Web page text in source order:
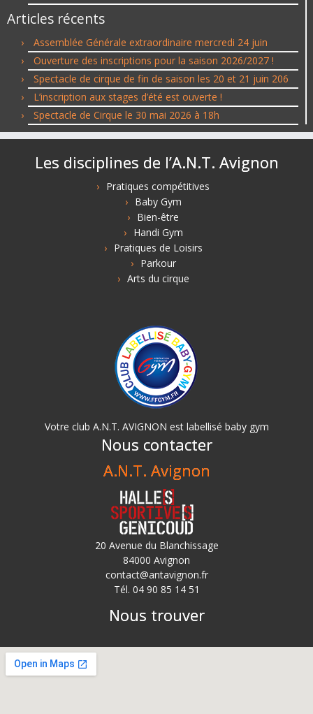
Articles récents
Assemblée Générale extraordinaire mercredi 24 juin
Ouverture des inscriptions pour la saison 2026/2027 !
Spectacle de cirque de fin de saison les 20 et 21 juin 206
L’inscription aux stages d’été est ouverte !
Spectacle de Cirque le 30 mai 2026 à 18h
Les disciplines de l’A.N.T. Avignon
Pratiques compétitives
Baby Gym
Bien-être
Handi Gym
Pratiques de Loisirs
Parkour
Arts du cirque
Votre club A.N.T. AVIGNON est labellisé baby gym
Nous contacter
A.N.T. Avignon
20 Avenue du Blanchissage
84000 Avignon
contact@antavignon.fr
Tél. 04 90 85 14 51
Nous trouver